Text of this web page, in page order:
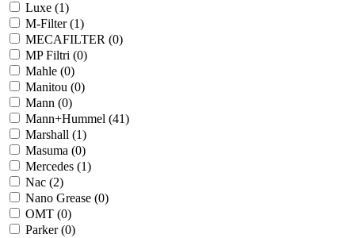
Luxe (1)
M-Filter (1)
MECAFILTER (0)
MP Filtri (0)
Mahle (0)
Manitou (0)
Mann (0)
Mann+Hummel (41)
Marshall (1)
Masuma (0)
Mercedes (1)
Nac (2)
Nano Grease (0)
OMT (0)
Parker (0)